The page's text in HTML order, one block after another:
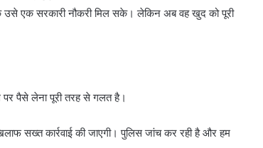
उसे एक सरकारी नौकरी मिल सके। लेकिन अब वह खुद को पूरी
पर पैसे लेना पूरी तरह से गलत है।
सख्त कार्रवाई की जाएगी। पुलिस जांच कर रही है और हम
का
प्रहार,